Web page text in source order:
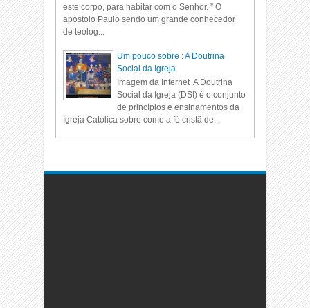
este corpo, para habitar com o Senhor. ” O
apostolo Paulo sendo um grande conhecedor
de teolog...
Um pouco sobre : A Doutrina
Social da Igreja
Imagem da Internet A Doutrina
Social da Igreja (DSI) é o conjunto
de princípios e ensinamentos da
Igreja Católica sobre como a fé cristã de...